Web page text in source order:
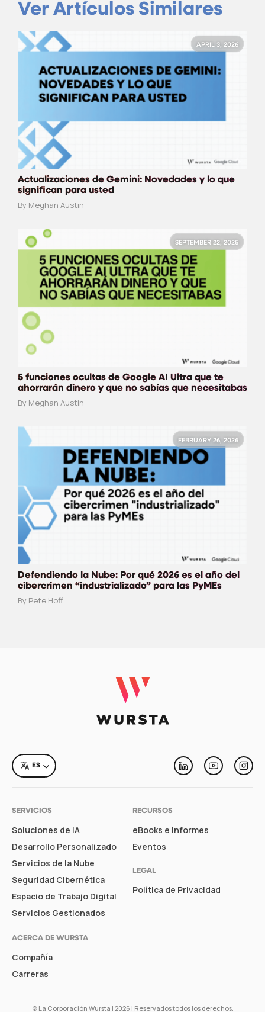
Ver Artículos Similares
APRIL 3, 2026
Actualizaciones de Gemini: Novedades y lo que
significan para usted
By Meghan Austin
SEPTEMBER 22, 2025
5 funciones ocultas de Google AI Ultra que te
ahorrarán dinero y que no sabías que necesitabas
By Meghan Austin
FEBRUARY 26, 2026
Defendiendo la Nube: Por qué 2026 es el año del
cibercrimen “industrializado” para las PyMEs
By Pete Hoff
LinkedinYoutube
LANGUAGE
ES
SERVICIOS
Soluciones de IA
Desarrollo Personalizado
Servicios de la Nube
Seguridad Cibernética
Espacio de Trabajo Digital
Servicios Gestionados
RECURSOS
eBooks e Informes
Eventos
LEGAL
Política de Privacidad
ACERCA DE WURSTA
Compañía
Carreras
© La Corporación Wursta | 2026 | Reservados todos los derechos.